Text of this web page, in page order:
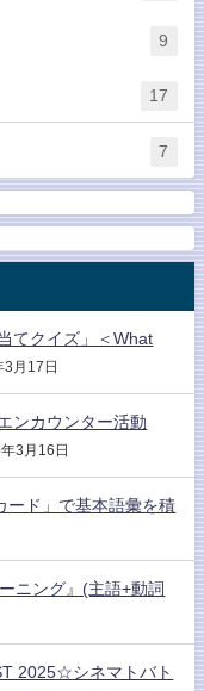
9
17
7
てクイズ」＜What
3月17日
ンカウンター活動
3月16日
ード」で基本語彙を積
ニング』(主語+動詞
2025☆シネマトバト